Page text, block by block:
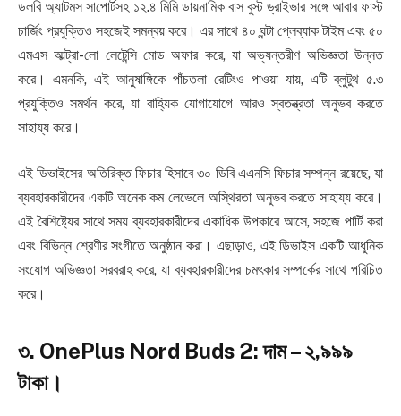
ডলবি অ্যাটমস সাপোর্টসহ ১২.৪ মিমি ডায়নামিক বাস বুস্ট ড্রাইভার সঙ্গে আবার ফাস্ট
চার্জিং প্রযুক্তিও সহজেই সমন্বয় করে। এর সাথে ৪০ ঘন্টা প্লেব্যাক টাইম এবং ৫০
এমএস আল্ট্রা-লো লেটেন্সি মোড অফার করে, যা অভ্যন্তরীণ অভিজ্ঞতা উন্নত
করে। এমনকি, এই আনুষাঙ্গিকে পাঁচতলা রেটিংও পাওয়া যায়, এটি ব্লুটুথ ৫.৩
প্রযুক্তিও সমর্থন করে, যা বাহ্যিক যোগাযোগে আরও স্বতন্ত্রতা অনুভব করতে
সাহায্য করে।
এই ডিভাইসের অতিরিক্ত ফিচার হিসাবে ৩০ ডিবি এএনসি ফিচার সম্পন্ন রয়েছে, যা
ব্যবহারকারীদের একটি অনেক কম লেভেলে অস্থিরতা অনুভব করতে সাহায্য করে।
এই বৈশিষ্ট্যের সাথে সময় ব্যবহারকারীদের একাধিক উপকারে আসে, সহজে পার্টি করা
এবং বিভিন্ন শ্রেণীর সংগীতে অনুষ্ঠান করা। এছাড়াও, এই ডিভাইস একটি আধুনিক
সংযোগ অভিজ্ঞতা সরবরাহ করে, যা ব্যবহারকারীদের চমৎকার সম্পর্কের সাথে পরিচিত
করে।
৩. OnePlus Nord Buds 2: দাম – ২,৯৯৯
টাকা।